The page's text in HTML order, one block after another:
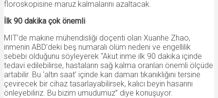
floroskopisine maruz kalmalarını azaltacak.
İlk 90 dakika çok önemli
MIT’de makine mühendisliği doçenti olan Xuanhe Zhao,
inmenin ABD’deki beş numaralı ölüm nedeni ve engellilik
sebebi olduğunu söyleyerek “Akut inme ilk 90 dakika içinde
tedavi edilebilirse, hastaların sağ kalma oranları önemli ölçüde
artabilir. Bu ‘altın saat’ içinde kan damarı tıkanıklığını tersine
çevirecek bir cihaz tasarlayabilirsek, kalıcı beyin hasarını
önleyebiliriz. Bu bizim umudumuz” diye konuşuyor.